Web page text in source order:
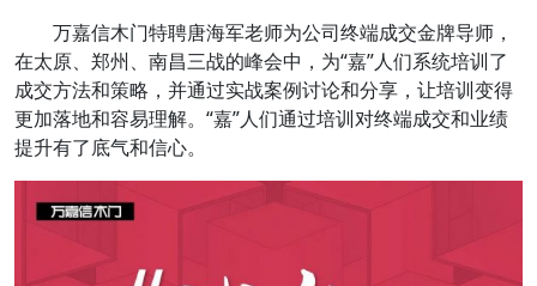
万嘉信木门特聘唐海军老师为公司终端成交金牌导师，
在太原、郑州、南昌三战的峰会中，为“嘉”人们系统培训了
成交方法和策略，并通过实战案例讨论和分享，让培训变得
更加落地和容易理解。“嘉”人们通过培训对终端成交和业绩
提升有了底气和信心。